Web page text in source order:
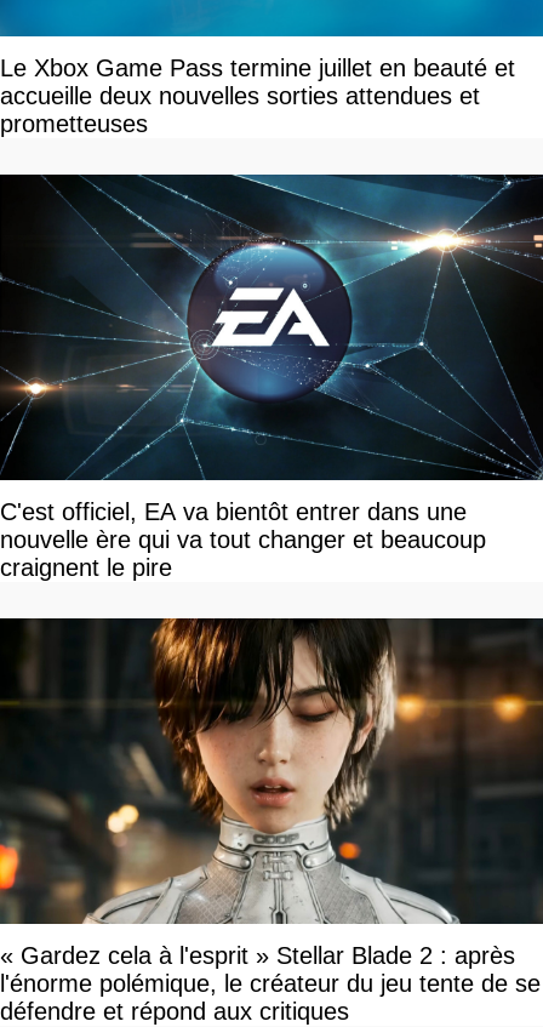
Le Xbox Game Pass termine juillet en beauté et
accueille deux nouvelles sorties attendues et
prometteuses
C'est officiel, EA va bientôt entrer dans une
nouvelle ère qui va tout changer et beaucoup
craignent le pire
« Gardez cela à l'esprit » Stellar Blade 2 : après
l'énorme polémique, le créateur du jeu tente de se
défendre et répond aux critiques